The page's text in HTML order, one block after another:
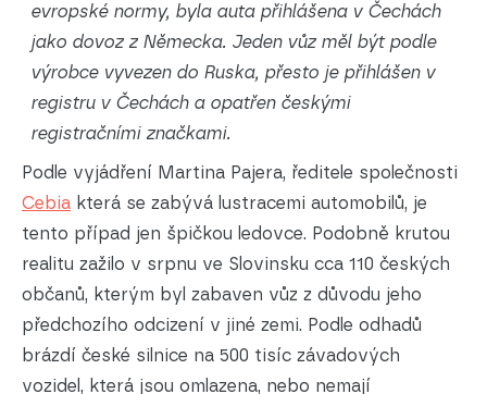
evropské normy, byla auta přihlášena v Čechách
jako dovoz z Německa. Jeden vůz měl být podle
výrobce vyvezen do Ruska, přesto je přihlášen v
registru v Čechách a opatřen českými
registračními značkami.
Podle vyjádření Martina Pajera, ředitele společnosti
Cebia která se zabývá lustracemi automobilů, je
tento případ jen špičkou ledovce. Podobně krutou
realitu zažilo v srpnu ve Slovinsku cca 110 českých
občanů, kterým byl zabaven vůz z důvodu jeho
předchozího odcizení v jiné zemi. Podle odhadů
brázdí české silnice na 500 tisíc závadových
vozidel, která jsou omlazena, nebo nemají